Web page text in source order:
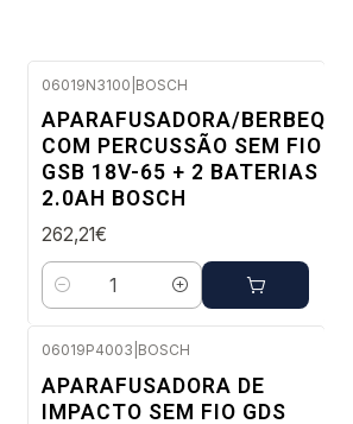
06019N3100 BOSCH
APARAFUSADORA/
COM PERCUSSÃO SEM FIO
GSB 18V-65 + 2 BATERIAS
2.0AH BOSCH
262,21€
Quantidade
06019P4003 BOSCH
APARAFUSADORA DE
IMPACTO SEM FIO GDS